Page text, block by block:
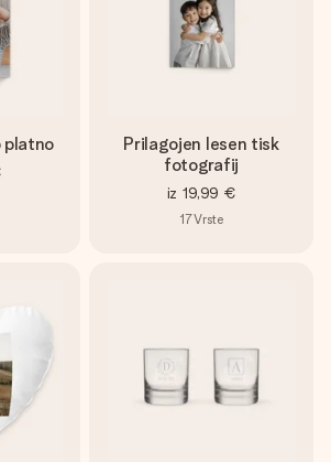
platno
Prilagojen lesen tisk
fotografij
iz 19,99 €
17Vrste